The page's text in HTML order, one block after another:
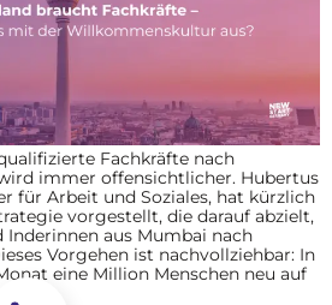
Fachkräfte nach
immer offensichtlicher. Hubertus
für Arbeit und Soziales, hat kürzlich
vorgestellt, die darauf abzielt,
aus Mumbai nach
Vorgehen ist nachvollziehbar: In
eine Million Menschen neu auf